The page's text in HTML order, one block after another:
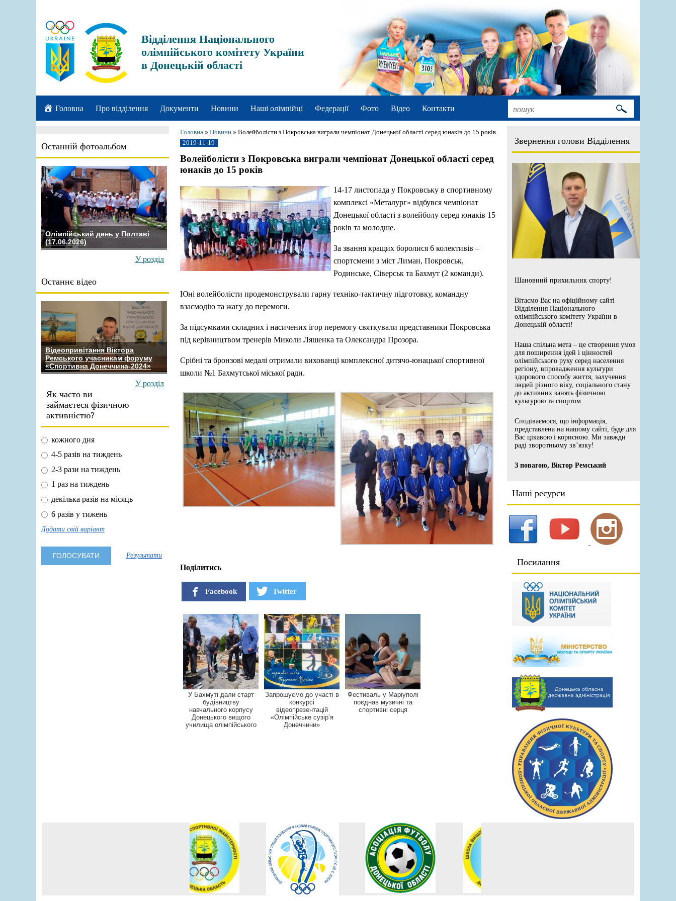
Відділення Національного
олімпійського комітету України
в Донецькій області
Головна Про відділення Документи Новини Наші олімпійці Федерації Фото Відео Контакти
Останній фотоальбом
Олімпійський день у Полтаві
(17.06.2026)
У розділ
Останнє відео
Відеопривітання Віктора
Ремського учасникам форуму
«Спортивна Донеччина-2024»
У розділ
Як часто ви
займаєтеся фізичною
активністю?
кожного дня
4-5 разів на тиждень
2-3 рази на тиждень
1 раз на тиждень
декілька разів на місяць
6 разів у тижень
Додати свій варіант
Результати
Звернення голови Відділення
Шановний прихильник спорту!
Вітаємо Вас на офіційному сайті
Відділення Національного
олімпійського комітету України в
Донецькій області!
Наша спільна мета – це створення умов
для поширення ідей і цінностей
олімпійського руху серед населення
регіону, впровадження культури
здорового способу життя, залучення
людей різного віку, соціального стану
до активних занять фізичною
культурою та спортом.
Сподіваємося, що інформація,
представлена на нашому сайті, буде для
Вас цікавою і корисною. Ми завжди
раді зворотньому зв’язку!
З повагою, Віктор Ремський
Наші ресурси
Посилання
Головна » Новини » Волейболісти з Покровська виграли чемпіонат Донецької області серед юнаків до 15 років
2019-11-19
Волейболісти з Покровська виграли чемпіонат Донецької області серед
юнаків до 15 років
14-17 листопада у Покровську в спортивному
комплексі «Металург» відбувся чемпіонат
Донецької області з волейболу серед юнаків 15
років та молодше.
За звання кращих боролися 6 колективів –
спортсмени з міст Лиман, Покровськ,
Родинське, Сіверськ та Бахмут (2 команди).
Юні волейболісти продемонстрували гарну техніко-тактичну підготовку, командну
взаємодію та жагу до перемоги.
За підсумками складних і насичених ігор перемогу святкували представники Покровська
під керівництвом тренерів Миколи Ляшенка та Олександра Прозора.
Срібні та бронзові медалі отримали вихованці комплексної дитячо-юнацької спортивної
школи №1 Бахмутської міської ради.
Поділитись
Facebook Twitter
У Бахмуті дали старт
будівництву
навчального корпусу
Донецького вищого
училища олімпійського
Запрошуємо до участі в
конкурсі
відеопрезентацій
«Олімпійське сузір’я
Донеччини»
Фестиваль у Маріуполі
поєднав музичні та
спортивні серця